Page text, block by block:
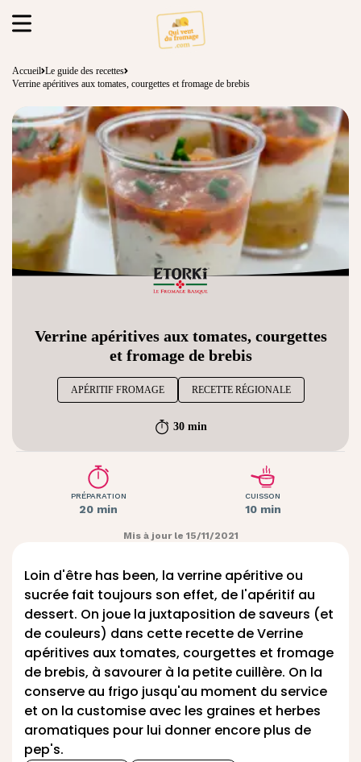
Accueil Le guide des recettes
Verrine apéritives aux tomates, courgettes et fromage de brebis
Verrine apéritives aux tomates, courgettes
et fromage de brebis
APÉRITIF FROMAGE RECETTE RÉGIONALE
30 min
PRÉPARATION
20 min
CUISSON
10 min
Mis à jour le 15/11/2021
Loin d'être has been, la verrine apéritive ou
sucrée fait toujours son effet, de l'apéritif au
dessert. On joue la juxtaposition de saveurs (et
de couleurs) dans cette recette de Verrine
apéritives aux tomates, courgettes et fromage
de brebis, à savourer à la petite cuillère. On la
conserve au frigo jusqu'au moment du service
et on la customise avec les graines et herbes
aromatiques pour lui donner encore plus de
pep's.